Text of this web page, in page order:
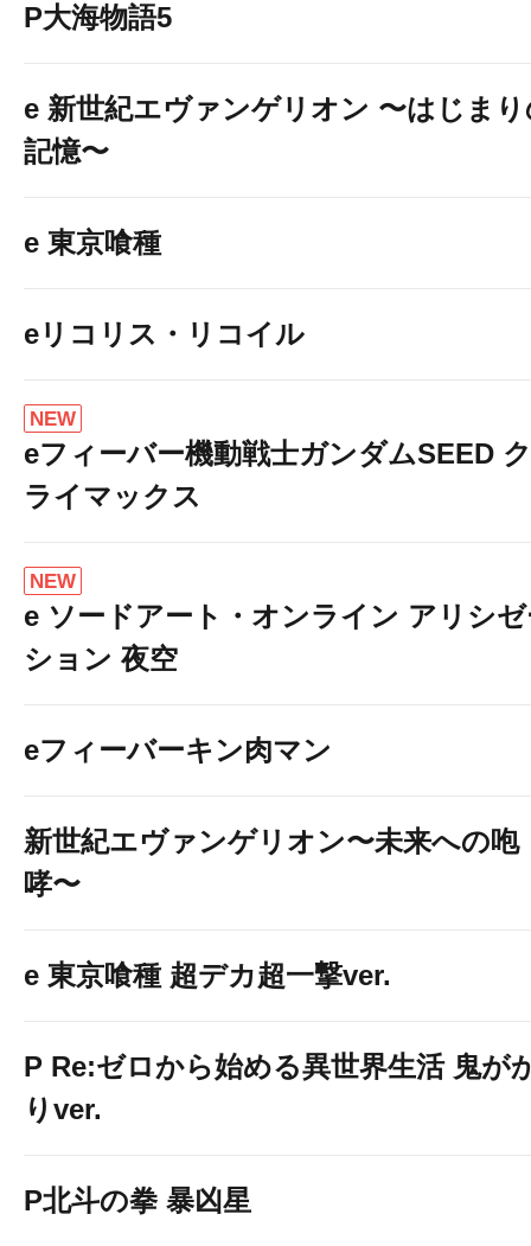
P大海物語5
e 新世紀エヴァンゲリオン 〜はじま
記憶〜
e 東京喰種
eリコリス・リコイル
NEW
eフィーバー機動戦士ガンダムSEED ク
ライマックス
NEW
e ソードアート・オンライン アリシ
ション 夜空
eフィーバーキン肉マン
新世紀エヴァンゲリオン〜未来への咆
哮〜
e 東京喰種 超デカ超一撃ver.
P Re:ゼロから始める異世界生活 鬼が
りver.
P北斗の拳 暴凶星